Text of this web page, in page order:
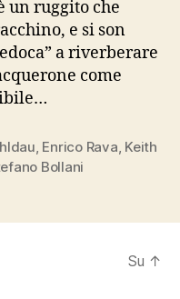
un ruggito che
e si son
a riverberare
come
Enrico Rava Keith
Bollani
Su ↑